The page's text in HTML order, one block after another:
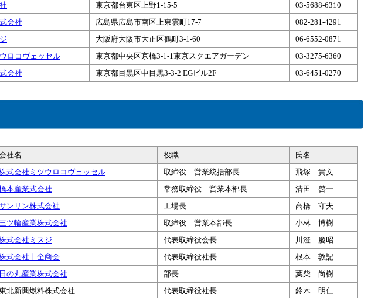
東京都台東区上野1-15-5
03-5688-6310
会社
広島県広島市南区上東雲町17-7
082-281-4291
大阪府大阪市大正区鶴町3-1-60
06-6552-0871
ロコヴェッセル
東京都中央区京橋3-1-1東京スクエアガーデン
03-3275-6360
会社
東京都目黒区中目黒3-3-2 EGビル2F 03-6451-0270
社名 役職
氏名
式会社ミツウロコヴェッセル 取締役 営業統括部長
飛塚 貴文
本産業式会社 常務取締役 営業本部長
清田 啓一
ンリン株式会社 工場長
高橋 守夫
ツ輪産業株式会社 取締役 営業本部長
小林 博樹
式会社ミスジ 代表取締役会長
川澄 慶昭
式会社十全商会 代表取締役社長
根本 敦記
日の丸産業株式会社 部長
葉柴 尚樹
北新興燃料株式会社 代表取締役社長 鈴木 明仁